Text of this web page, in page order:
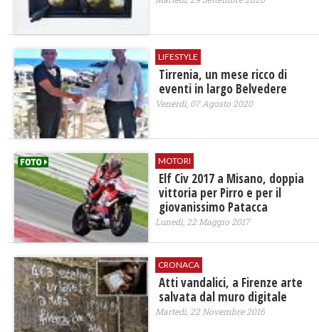
LIFESTYLE
Tirrenia, un mese ricco di
eventi in largo Belvedere
Venerdì, 07 Agosto 2020
MOTORI
Elf Civ 2017 a Misano, doppia
vittoria per Pirro e per il
giovanissimo Patacca
Lunedì, 22 Maggio 2017
CRONACA
Atti vandalici, a Firenze arte
salvata dal muro digitale
Martedì, 22 Novembre 2016